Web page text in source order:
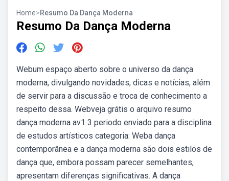
Home>Resumo Da Dança Moderna
Resumo Da Dança Moderna
Webum espaço aberto sobre o universo da dança
moderna, divulgando novidades, dicas e notícias, além
de servir para a discussão e troca de conhecimento a
respeito dessa. Webveja grátis o arquivo resumo
dança moderna av1 3 periodo enviado para a disciplina
de estudos artísticos categoria: Weba dança
contemporânea e a dança moderna são dois estilos de
dança que, embora possam parecer semelhantes,
apresentam diferenças significativas. A dança